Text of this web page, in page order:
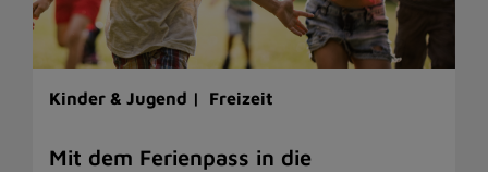
Kinder & Jugend | Freizeit
Mit dem Ferienpass in die